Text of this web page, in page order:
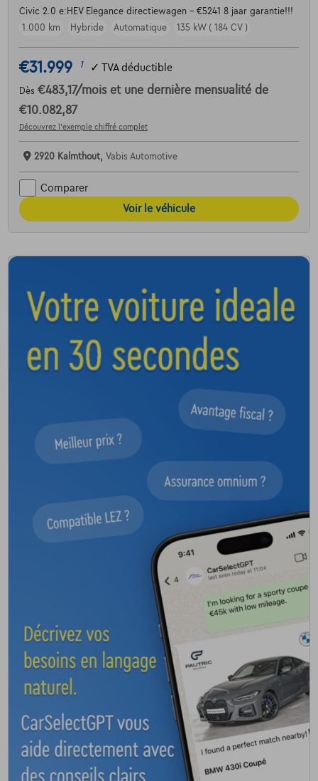
Civic 2.0 e:HEV Elegance directiewagen - €5241 8 jaar garantie!!!
1.000 km
Hybride Automatique 135 kW ( 184 CV )
€31.999 1 ✓ TVA déductible
Dès €483,17/mois et une dernière mensualité de
€10.082,87
Découvrez l’exemple chiffré complet
2920 Kalmthout, Vabis Automotive
Comparer
Voir le véhicule